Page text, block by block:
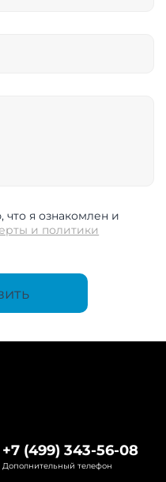
я ознакомлен и
и политики
+7 (499) 343-56-08
Дополнительный телефон